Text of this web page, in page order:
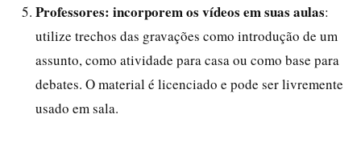
Professores: incorporem os vídeos em suas aulas:
utilize trechos das gravações como introdução de um
assunto, como atividade para casa ou como base para
debates. O material é licenciado e pode ser livremente
usado em sala.